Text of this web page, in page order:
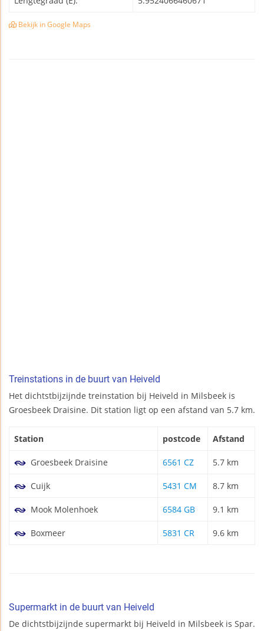
Bekijk in Google Maps
Treinstations in de buurt van Heiveld
Het dichtstbijzijnde treinstation bij Heiveld in Milsbeek is
Groesbeek Draisine. Dit station ligt op een afstand van 5.7 km.
Station postcode Afstand
Groesbeek Draisine 6561 CZ 5.7 km
Cuijk 5431 CM 8.7 km
Mook Molenhoek 6584 GB 9.1 km
Boxmeer 5831 CR 9.6 km
Supermarkt in de buurt van Heiveld
De dichtstbijzijnde supermarkt bij Heiveld in Milsbeek is Spar.